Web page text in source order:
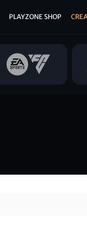
PLAYZONE SHOP